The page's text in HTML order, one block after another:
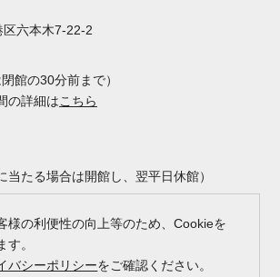
様の利便性の向上等のため、Cookieを
す。
バシーポリシーをご確認ください。
六本木7-22-2
館の30分前まで）
の詳細はこちら
当たる場合は開館し、翌平日休館）